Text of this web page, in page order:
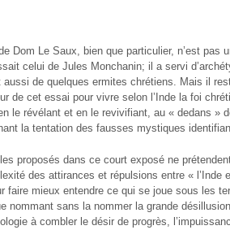
de Dom Le Saux, bien que particulier, n’est pas
celui de Jules Monchanin; il a servi
de quelques ermites chrétiens. Mais il
de cet essai pour vivre selon l’Inde la foi
le révélant et en le revivifiant, au « dedans »
la tentation des fausses mystiques
proposés dans ce court exposé ne
des attirances et répulsions entre « l’Inde
faire mieux entendre ce qui se joue sous les
nommant sans la nommer la grande
à combler le désir de progrès,